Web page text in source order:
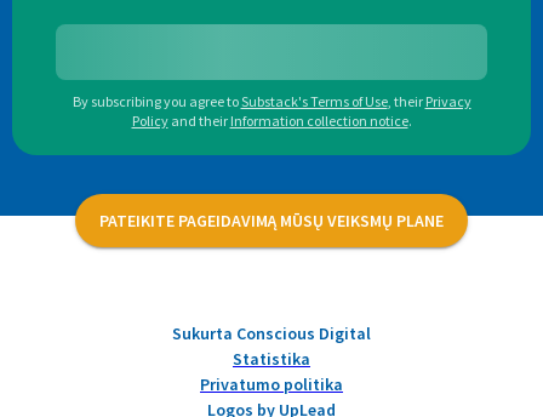
By subscribing you agree toSubstack's Terms of Use, their Privacy
Policy and their Information collection notice.
PATEIKITE PAGEIDAVIMĄ MŪSŲ VEIKSMŲ PLANE
Sukurta Conscious Digital
Statistika
Privatumo politika
Logos by UpLead